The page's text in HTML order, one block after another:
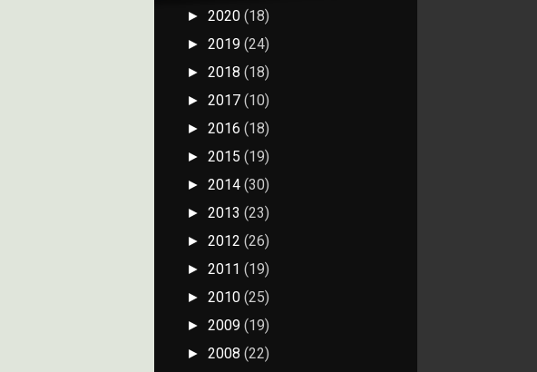
► 2020 (18)
► 2019 (24)
► 2018 (18)
► 2017 (10)
► 2016 (18)
► 2015 (19)
► 2014 (30)
► 2013 (23)
► 2012 (26)
► 2011 (19)
► 2010 (25)
► 2009 (19)
► 2008 (22)